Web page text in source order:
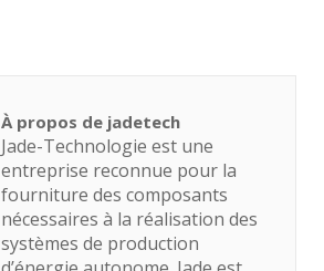
À propos de jadetech
Jade-Technologie est une
entreprise reconnue pour la
fourniture des composants
nécessaires à la réalisation des
systèmes de production